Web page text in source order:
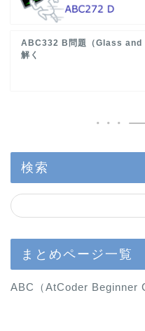
ABC332 B問題（Glass and
解く
検索
まとめページ一覧
ABC（AtCoder Beginner